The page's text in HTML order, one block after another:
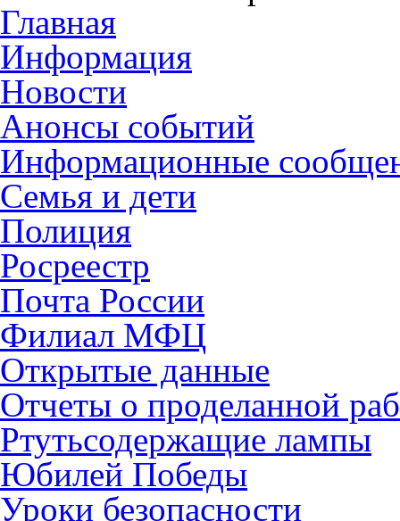
Главная
Информация
Новости
Анонсы событий
Информационные
Семья и дети
Полиция
Росреестр
Почта России
Филиал МФЦ
Открытые данные
Отчеты о проделанной
Ртутьсодержащие лампы
Юбилей Победы
Уроки безопасности